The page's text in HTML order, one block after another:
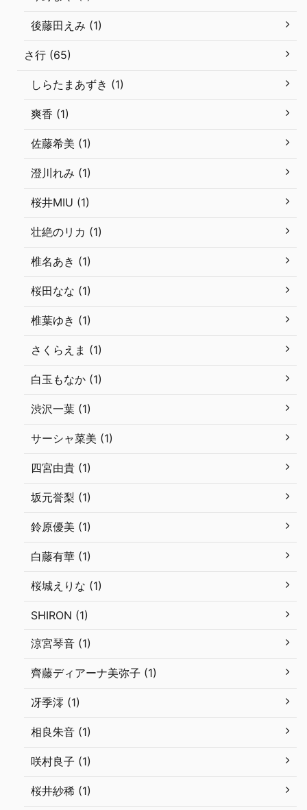
後藤田えみ (1)
さ行 (65)
しらたまあずき (1)
爽香 (1)
佐藤希美 (1)
澄川れみ (1)
桜井MIU (1)
壮絶のリカ (1)
椎名あき (1)
桜田なな (1)
椎葉ゆき (1)
さくらえま (1)
白玉もなか (1)
渋沢一葉 (1)
サーシャ菜美 (1)
四宮由貴 (1)
坂元誉梨 (1)
鈴原優美 (1)
白藤有華 (1)
桜城えりな (1)
SHIRON (1)
涼宮琴音 (1)
齊藤ディアーナ美弥子 (1)
冴季澪 (1)
相良朱音 (1)
咲村良子 (1)
桜井紗稀 (1)